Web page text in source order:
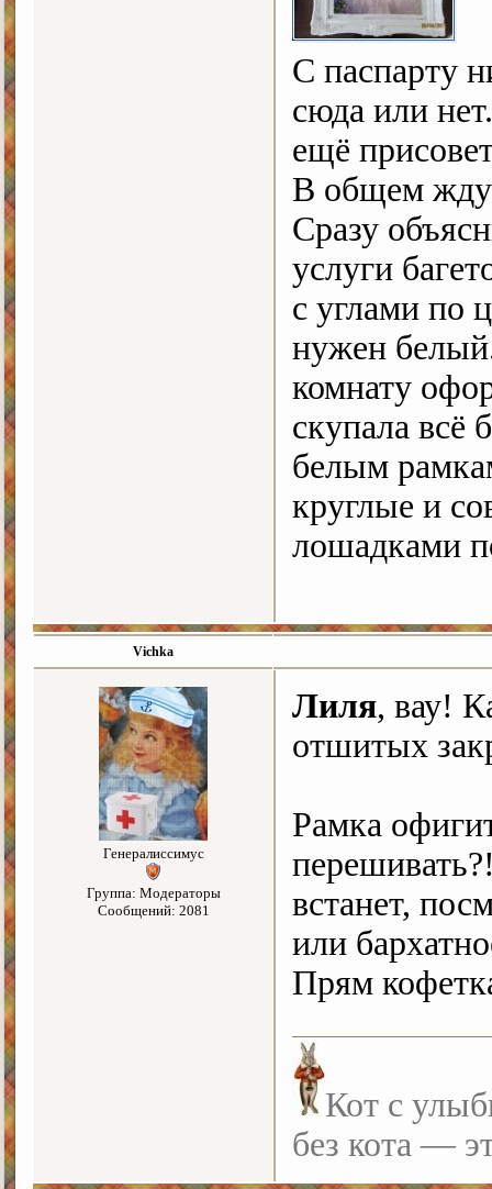
С паспарту
сюда или
ещё
В общем
Сразу
услуги
с углами по
нужен
комнату
скупала всё
белым
круглые и
лошадками
Vichka
Генералиссимус
Группа: Модераторы
Сообщений: 2081
Лиля, вау!
отшитых
Рамка
встанет,
или
Прям
Кот с
без кота —